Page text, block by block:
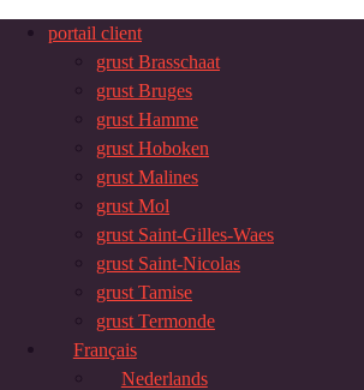
portail client
grust Brasschaat
grust Bruges
grust Hamme
grust Hoboken
grust Malines
grust Mol
grust Saint-Gilles-Waes
grust Saint-Nicolas
grust Tamise
grust Termonde
Français
Nederlands